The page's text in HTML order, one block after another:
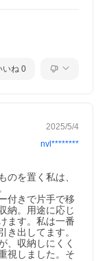
いね 0
2025/5/4
nvl********
のを置く私は、
付きで片手で移
納。用途に応じ
ます。私は一番
き出してます。
、収納しにくく
視しました。そ